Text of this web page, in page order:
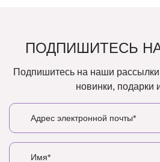
ПОДПИШИТЕСЬ
Подпишитесь на наши
новинки, подарки